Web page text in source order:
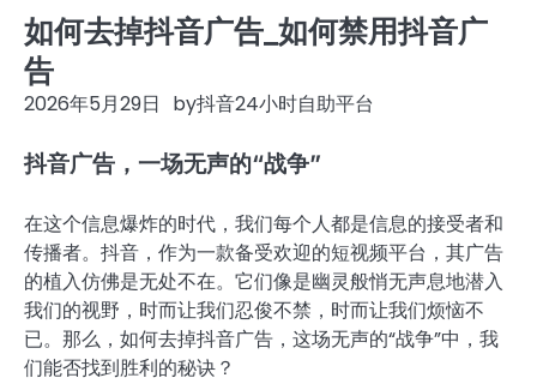
如何去掉抖音广告_如何禁用抖音广
告
2026年5月29日 by抖音24小时自助平台
抖音广告，一场无声的“战争”
在这个信息爆炸的时代，我们每个人都是信息的接受者和
传播者。抖音，作为一款备受欢迎的短视频平台，其广告
的植入仿佛是无处不在。它们像是幽灵般悄无声息地潜入
我们的视野，时而让我们忍俊不禁，时而让我们烦恼不
已。那么，如何去掉抖音广告，这场无声的“战争”中，我
们能否找到胜利的秘诀？